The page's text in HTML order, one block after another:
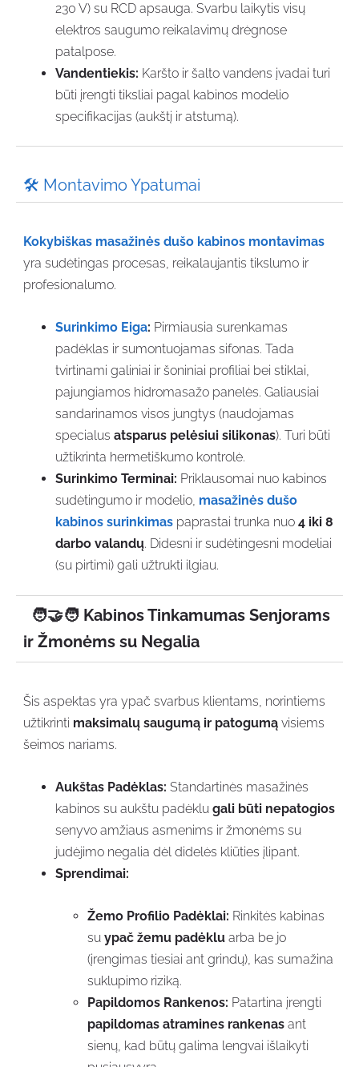
230 V) su RCD apsauga. Svarbu laikytis visų
elektros saugumo reikalavimų drėgnose
patalpose.
Vandentiekis: Karšto ir šalto vandens įvadai turi
būti įrengti tiksliai pagal kabinos modelio
specifikacijas (aukštį ir atstumą).
🛠️ Montavimo Ypatumai
Kokybiškas masažinės dušo kabinos montavimas
yra sudėtingas procesas, reikalaujantis tikslumo ir
profesionalumo.
Surinkimo Eiga: Pirmiausia surenkamas
padėklas ir sumontuojamas sifonas. Tada
tvirtinami galiniai ir šoniniai profiliai bei stiklai,
pajungiamos hidromasažo panelės. Galiausiai
sandarinamos visos jungtys (naudojamas
specialus atsparus pelėsiui silikonas). Turi būti
užtikrinta hermetiškumo kontrolė.
Surinkimo Terminai: Priklausomai nuo kabinos
sudėtingumo ir modelio, masažinės dušo
kabinos surinkimaspaprastai trunka nuo 4 iki 8
darbo valandų. Didesni ir sudėtingesni modeliai
(su pirtimi) gali užtrukti ilgiau.
🧑‍🤝‍🧑 Kabinos Tinkamumas Senjorams
ir Žmonėms su Negalia
Šis aspektas yra ypač svarbus klientams, norintiems
užtikrinti maksimalų saugumą ir patogumąvisiems
šeimos nariams.
Aukštas Padėklas: Standartinės masažinės
kabinos su aukštu padėklu gali būti nepatogios
senyvo amžiaus asmenims ir žmonėms su
judėjimo negalia dėl didelės kliūties įlipant.
Sprendimai:
Žemo Profilio Padėklai: Rinkitės kabinas
su ypač žemu padėkluarba be jo
(įrengimas tiesiai ant grindų), kas sumažina
suklupimo riziką.
Papildomos Rankenos: Patartina įrengti
papildomas atramines rankenasant
sienų, kad būtų galima lengvai išlaikyti